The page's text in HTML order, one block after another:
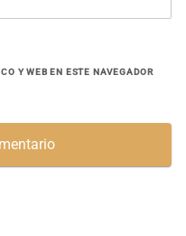
Y WEB EN ESTE NAVEGADOR